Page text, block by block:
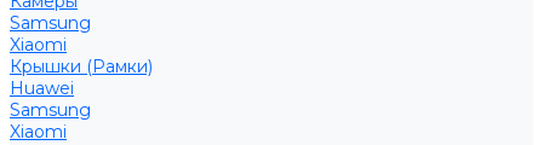
Samsung
Xiaomi
Крышки (Рамки)
Huawei
Samsung
Xiaomi